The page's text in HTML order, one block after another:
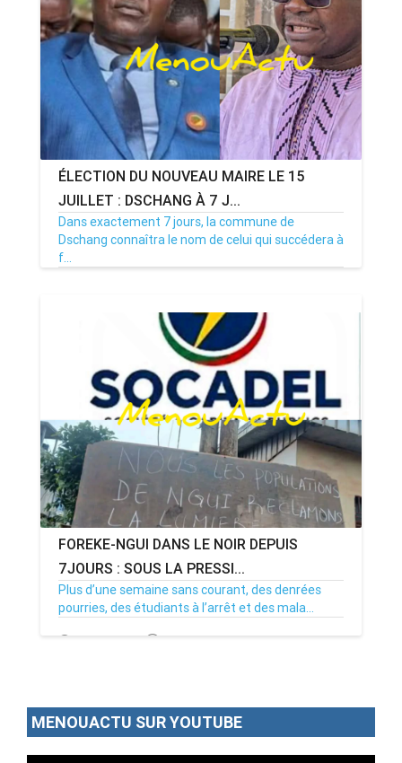
ÉLECTION DU NOUVEAU MAIRE LE 15
JUILLET : DSCHANG À 7 J...
Dans exactement 7 jours, la commune de
Dschang connaîtra le nom de celui qui succédera à
f...
FOREKE-NGUI DANS LE NOIR DEPUIS
7JOURS : SOUS LA PRESSI...
Plus d’une semaine sans courant, des denrées
pourries, des étudiants à l’arrêt et des mala...
02/07/26 Par MenouActu 0
MENOUACTU SUR YOUTUBE